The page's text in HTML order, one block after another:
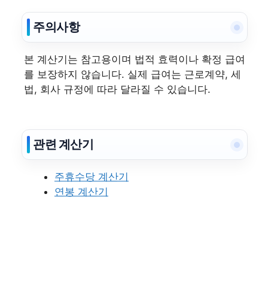
주의사항
본 계산기는 참고용이며 법적 효력이나 확정 급여
를 보장하지 않습니다. 실제 급여는 근로계약, 세
법, 회사 규정에 따라 달라질 수 있습니다.
관련 계산기
주휴수당 계산기
연봉 계산기